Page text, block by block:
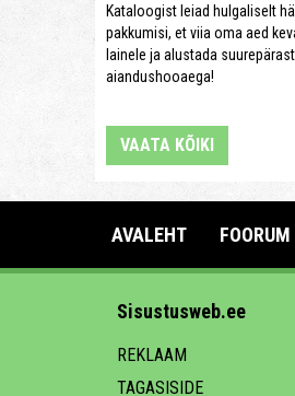
Kataloogist leiad hulgaliselt
pakkumisi, et viia oma aed
lainele ja alustada suurepärast
aiandushooaega!
VAATA KÕIKI
AVALEHT FOORUM
Sisustusweb.ee
REKLAAM
TAGASISIDE